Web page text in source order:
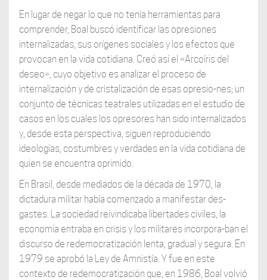
En lugar de negar lo que no tenía herramientas para
comprender, Boal buscó identificar las opresiones
internalizadas, sus orígenes sociales y los efectos que
provocan en la vida cotidiana. Creó así el «Arcoíris del
deseo», cuyo objetivo es analizar el proceso de
internalización y de cristalización de esas opresio-nes; un
conjunto de técnicas teatrales utilizadas en el estudio de
casos en los cuales los opresores han sido internalizados
y, desde esta perspectiva, siguen reproduciendo
ideologías, costumbres y verdades en la vida cotidiana de
quien se encuentra oprimido.
En Brasil, desde mediados de la década de 1970, la
dictadura militar había comenzado a manifestar des-
gastes. La sociedad reivindicaba libertades civiles, la
economía entraba en crisis y los militares incorpora-ban el
discurso de redemocratización lenta, gradual y segura. En
1979 se aprobó la Ley de Amnistía. Y fue en este
contexto de redemocratización que, en 1986, Boal volvió